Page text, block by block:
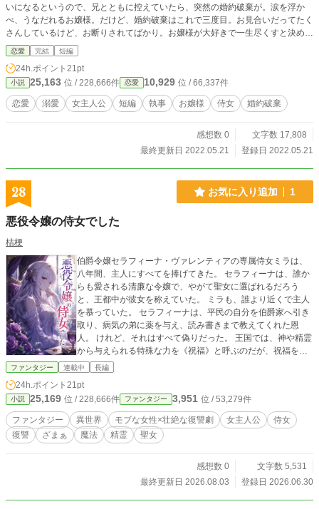
いになるというので、兄とともに控えていたら、突然の婚約破棄が。涙を浮か
べ、うなだれるお嬢様。だけど、婚約破棄はこれで三度目。お見合いだってたく
さんしているけど、お断りされてばかり。お嬢様が大好きで一生尽くすと決めて
いる兄は、当然激怒するのだけど、お嬢様の意図は別にあって……。プリン好き
のお嬢様と執事、その恋愛を見守るメイドの話。
恋愛 完結 短編
24h.ポイント 21pt
小説 25,163 位 / 228,666件 恋愛 10,929 位 / 66,337件
恋愛 溺愛 女主人公 短編 執事 お嬢様 侍女 婚約破棄
感想数 0
文字数 17,808
最終更新日 2022.05.21
登録日 2022.05.21
28 お気に入り追加 1
悪役令嬢の侍女でした
桔梗
伯爵令嬢セラフィーナ・ヴァレンティアの専属侍女ミラは、
八年間、主人にすべてを捧げてきた。 セラフィーナは、誰か
らも愛される清廉な令嬢で、やがて聖女に選ばれるだろう
と、王都中が彼女を称えていた。 ミラも、誰より近くで主人
を慕っていた。 セラフィーナは、平民の自分を伯爵家へ引き
取り、病気の弟に薬を与え、読み書きまで教えてくれた恩
人。 けれど、それはすべて偽りだった。 王国では、神や精霊
から与えられる特殊な力を《祝福》と呼ぶのだが、祝福を持
たなかったセレフィナは、聖女になるため、孤児や奴隷から
その犠牲者の一人だった。 禁術の発覚を恐れたセラフィーナ
は、すべてをミラの犯行に偽装する。 ミラは、セラフィーナ
のスケープゴートだったのだ。 ミラは、十二人の子供を殺し
た魔女として捕らえられ、火炙りの刑に処される。 ――次に
目を覚ました時、彼女は十年前のヴァレンティア伯爵邸にい
女、リリア・ヴァレンティアーーセラフィーナの異母妹だっ
ファンタジー 連載中 長編
24h.ポイント 21pt
小説 25,169 位 / 228,666件 ファンタジー 3,951 位 / 53,279件
ファンタジー 異世界 モブな女性×壮絶な復讐劇 女主人公
侍女
復讐
ざまぁ 魔法 精霊 聖女
感想数 0
文字数 5,531
最終更新日 2026.08.03
登録日 2026.06.30